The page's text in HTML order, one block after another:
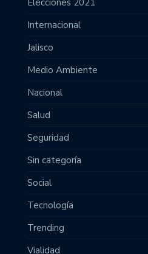
Internacional
Jalisco
Medio Ambiente
Nacional
Salud
Seguridad
Sin categoría
Social
Tecnología
Trending
Vialidad